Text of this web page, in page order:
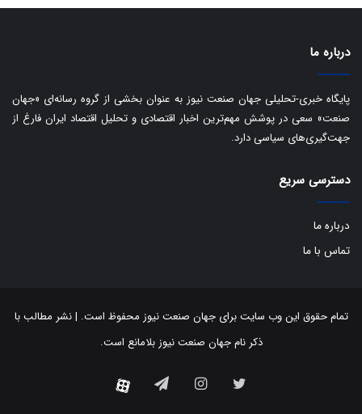
درباره ما
پایگاه خبری-تحلیلی جهان صنعت نیوز به عنوان بخشی از گروه رسانه‌ای «جهان
صنعت» سعی در پوشش مهم‌ترین اخبار اقتصادی و تحلیل اقتصاد ایران فارغ از
جهت‌گیری‌های سیاسی دارد.
دسترسی سریع
درباره ما
تماس با ما
تمام حقوق این وب سایت برای جهان صنعت نیوز محفوظ است. | نشر مطالب با
ذکر نام جهان صنعت نیوز بلامانع است.
توییتر اینستاگرامتلگرام